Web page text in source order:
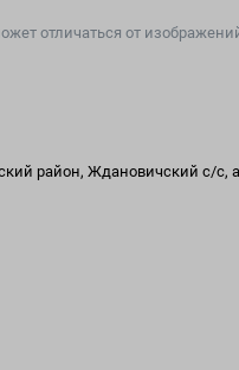
отличаться от
район, Ждановичский с/с,